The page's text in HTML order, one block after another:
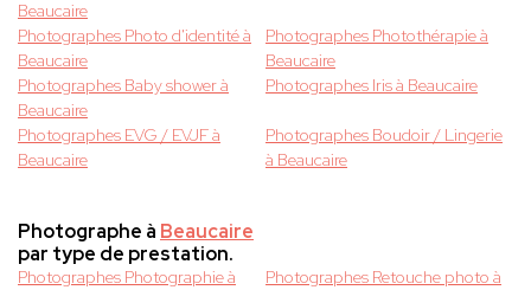
Beaucaire
Photographes Photo d'identité à
Beaucaire
Photographes Photothérapie à
Beaucaire
Photographes Baby shower à
Beaucaire
Photographes Iris à Beaucaire
Photographes EVG / EVJF à
Beaucaire
Photographes Boudoir / Lingerie
à Beaucaire
Photographe à Beaucaire
par type de prestation.
Photographes Photographie à
Photographes Retouche photo à